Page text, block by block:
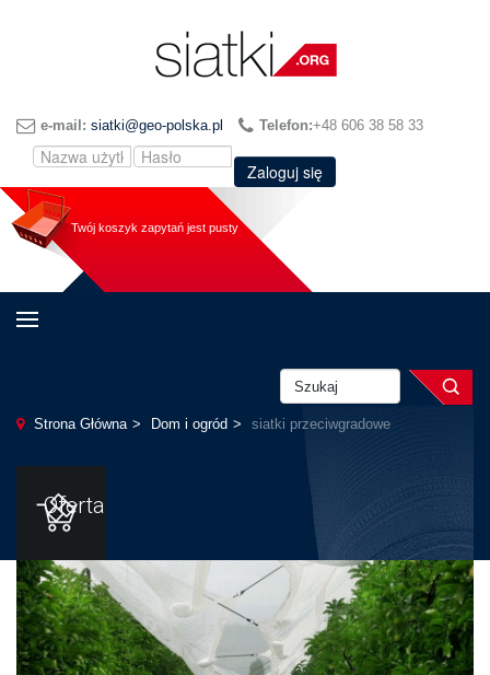
e-mail: siatki@geo-polska.pl Telefon:+48 606 38 58 33
Zaloguj się
Twój koszyk zapytań jest pusty
Strona Główna Dom i ogród siatki przeciwgradowe
Oferta